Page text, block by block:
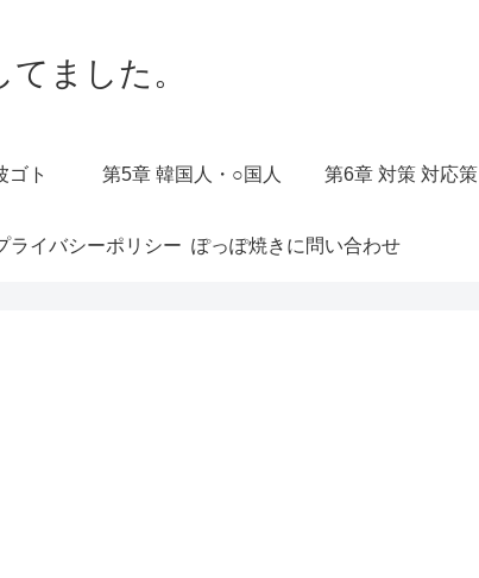
ました。
ゴト 第5章 韓国人・○国人 第6章 対策 対応策
ライバシーポリシー ぽっぽ焼きに問い合わせ